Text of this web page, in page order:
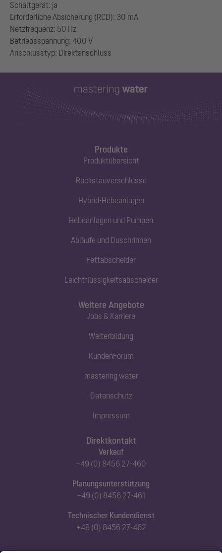
Schaltgerät: ja
Erforderliche Absicherung (RCD): 30 mA
Netzfrequenz: 50 Hz
Betriebsspannung: 400 V
Produkte
Produktübersicht
Rückstauverschlüsse
Hybrid-Hebeanlagen
Hebeanlagen und Pumpen
Abläufe und Duschrinnen
Fettabscheider
Leichtflüssigkeitsabscheider
Direktkontakt
Verkauf
+49 (0) 8456 27-460
Planungsunterstützung
+49 (0) 8456 27-461
Technischer Kundendienst
+49 (0) 8456 27-462
Weitere Angebote
Jobs & Karriere
Weiterbildung
KundenForum
mastering water
Datenschutz
Impressum